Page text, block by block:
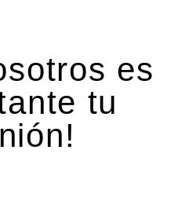
es
tu